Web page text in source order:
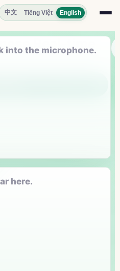
中文 Tiếng Việt English